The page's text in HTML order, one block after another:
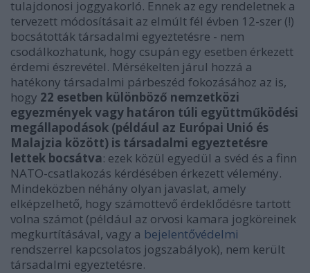
tulajdonosi joggyakorló. Ennek az egy rendeletnek a
tervezett módosításait az elmúlt fél évben 12-szer (!)
bocsátották társadalmi egyeztetésre - nem
csodálkozhatunk, hogy csupán egy esetben érkezett
érdemi észrevétel. Mérsékelten járul hozzá a
hatékony társadalmi párbeszéd fokozásához az is,
hogy 22 esetben különböző nemzetközi
egyezmények vagy határon túli együttműködési
megállapodások (például az Európai Unió és
Malajzia között) is társadalmi egyeztetésre
lettek bocsátva: ezek közül egyedül a svéd és a finn
NATO-csatlakozás kérdésében érkezett vélemény.
Mindeközben néhány olyan javaslat, amely
elképzelhető, hogy számottevő érdeklődésre tartott
volna számot (például az orvosi kamara jogköreinek
megkurtításával, vagy a bejelentővédelmi
rendszerrel kapcsolatos jogszabályok), nem került
társadalmi egyeztetésre.